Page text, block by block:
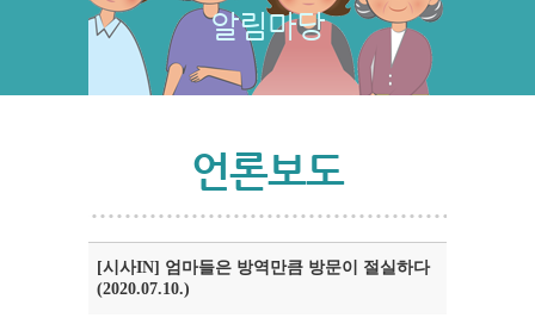
알림마당
언론보도
[시사IN] 엄마들은 방역만큼 방문이 절실하다
(2020.07.10.)